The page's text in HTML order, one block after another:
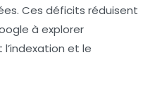
Ces déficits réduisent
à explorer
et le